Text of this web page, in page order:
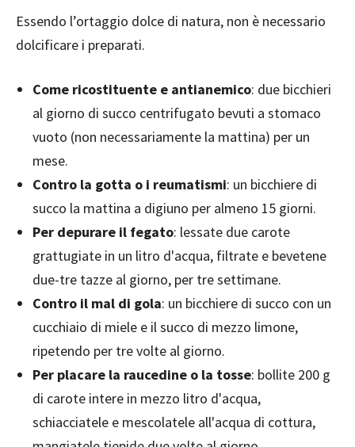
Essendo l’ortaggio dolce di natura, non è necessario
dolcificare i preparati.
Come ricostituente e antianemico: due bicchieri
al giorno di succo centrifugato bevuti a stomaco
vuoto (non necessariamente la mattina) per un
mese.
Contro la gotta o i reumatismi: un bicchiere di
succo la mattina a digiuno per almeno 15 giorni.
Per depurare il fegato: lessate due carote
grattugiate in un litro d'acqua, filtrate e bevetene
due-tre tazze al giorno, per tre settimane.
Contro il mal di gola: un bicchiere di succo con un
cucchiaio di miele e il succo di mezzo limone,
ripetendo per tre volte al giorno.
Per placare la raucedine o la tosse: bollite 200 g
di carote intere in mezzo litro d'acqua,
schiacciatele e mescolatele all'acqua di cottura,